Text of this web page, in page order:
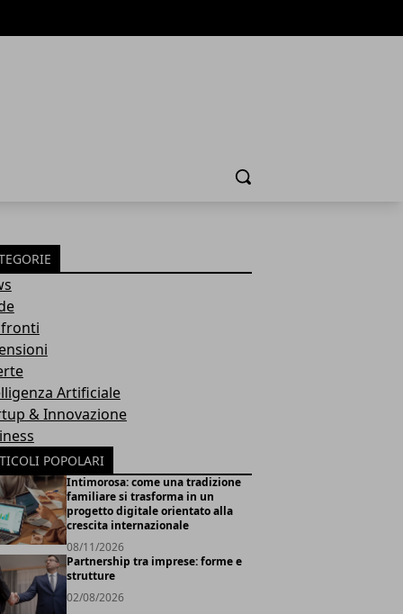
Cerca
Artificiale
& Innovazione
POPOLARI
Intimorosa: come una tradizione
familiare si trasforma in un
progetto digitale orientato alla
crescita internazionale
08/11/2026
Partnership tra imprese: forme e
strutture
02/08/2026